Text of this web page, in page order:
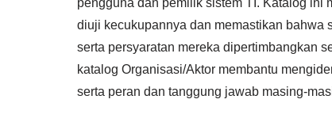
pengguna dan pemilik sistem TI. Katalog ini
diuji kecukupannya dan memastikan bahwa
serta persyaratan mereka dipertimbangkan
katalog Organisasi/Aktor membantu
serta peran dan tanggung jawab masing-